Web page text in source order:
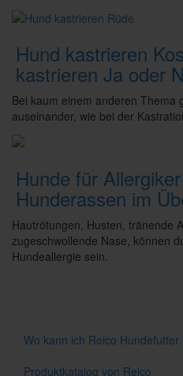
Hund kastrieren
kastrieren Ja oder
Bei kaum einem anderen Thema
auseinander, wie bei der
Hunde für
Hunderassen im
Hautrötungen, Husten, tränende
zugeschwollende Nase, können
Hundeallergie sein.
Wo kann ich Reico Hundefutter
Produktkatalog von Reico